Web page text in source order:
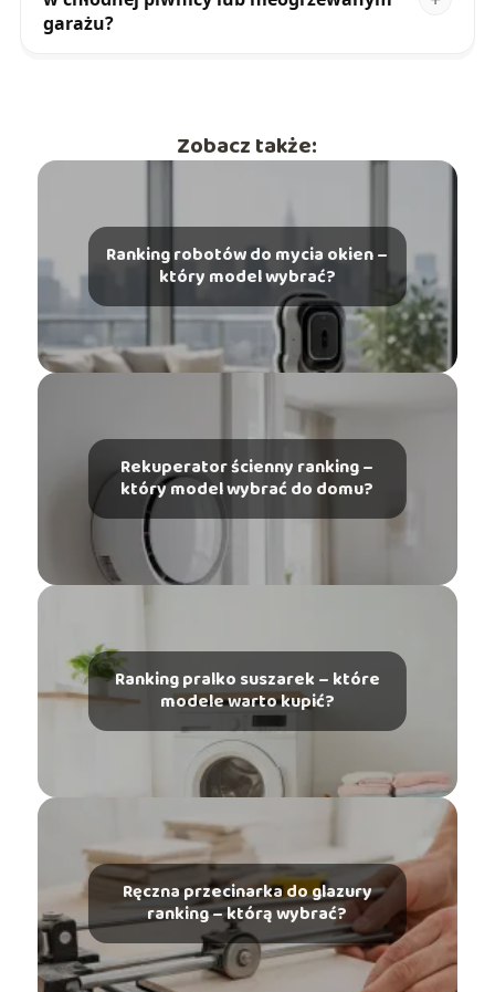
garażu?
Zobacz także:
Ranking robotów do mycia okien –
który model wybrać?
Rekuperator ścienny ranking –
który model wybrać do domu?
Ranking pralko suszarek – które
modele warto kupić?
Ręczna przecinarka do glazury
ranking – którą wybrać?